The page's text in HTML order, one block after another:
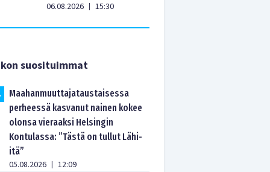
06.08.2026 | 15:30
suosituimmat
Maahanmuuttajataustaisessa
perheessä kasvanut nainen kokee
olonsa vieraaksi Helsingin
Kontulassa: ”Tästä on tullut Lähi-
itä”
05.08.2026 | 12:09